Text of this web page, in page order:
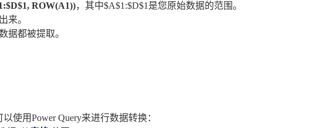
ROW(A1))，其中$A$1:$D$1是您原始数据的范围。
来。
据都被提取。
使用Power Query来进行数据转换：